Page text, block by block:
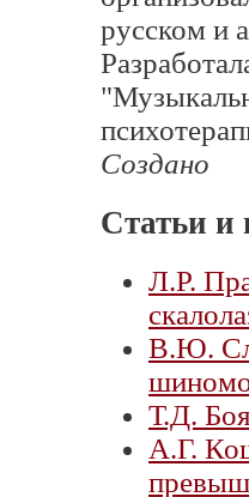
русском и
Создано
Статьи и
Л.Р.
В.Ю.
Т.Д.
А.Г.